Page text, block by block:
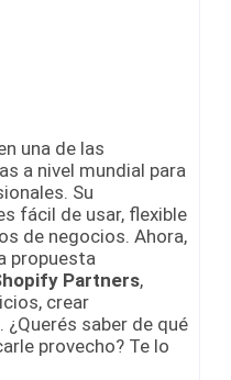
una de las
a nivel mundial para
Su
fácil de usar, flexible
de negocios. Ahora,
propuesta
Partners,
crear
saber de qué
provecho? Te lo